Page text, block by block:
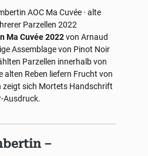
AOC Ma Cuvée · alte
Parzellen 2022
Ma Cuvée 2022von Arnaud
Assemblage von Pinot Noir
Parzellen innerhalb von
alten Reben liefern Frucht von
zeigt sich Mortets Handschrift
Ausdruck.
–